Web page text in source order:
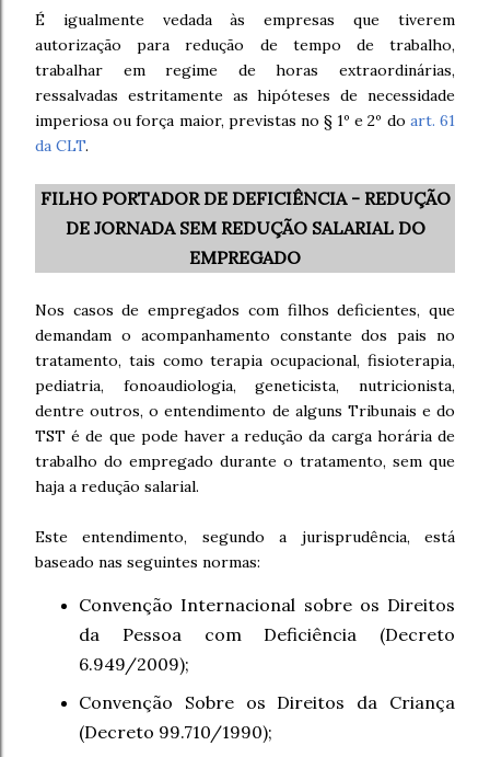
É igualmente vedada às empresas que tiverem
autorização para redução de tempo de trabalho,
trabalhar em regime de horas extraordinárias,
ressalvadas estritamente as hipóteses de necessidade
imperiosa ou força maior, previstas no § 1º e 2º do art. 61
da CLT.
FILHO PORTADOR DE DEFICIÊNCIA - REDUÇÃO
DE JORNADA SEM REDUÇÃO SALARIAL DO
EMPREGADO
Nos casos de empregados com filhos deficientes, que
demandam o acompanhamento constante dos pais no
tratamento, tais como terapia ocupacional, fisioterapia,
pediatria, fonoaudiologia, geneticista, nutricionista,
dentre outros, o entendimento de alguns Tribunais e do
TST é de que pode haver a redução da carga horária de
trabalho do empregado durante o tratamento, sem que
haja a redução salarial.
Este entendimento, segundo a jurisprudência, está
baseado nas seguintes normas:
Convenção Internacional sobre os Direitos
da Pessoa com Deficiência (Decreto
6.949/2009);
Convenção Sobre os Direitos da Criança
(Decreto 99.710/1990);